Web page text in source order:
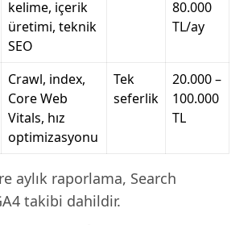
kelime, içerik
üretimi, teknik
SEO
80.000
TL/ay
Crawl, index,
Core Web
Vitals, hız
optimizasyonu
Tek
seferlik
20.000 –
100.000
TL
aylık raporlama, Search
takibi dahildir.